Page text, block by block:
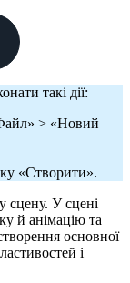
такі дії:
> «Новий
«Створити».
сцену. У сцені
й анімацію та
основної
і